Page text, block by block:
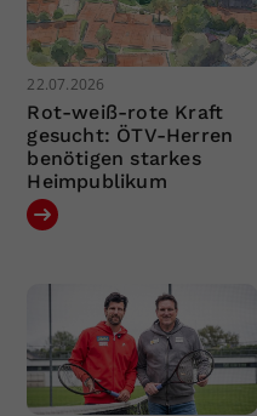
22.07.2026
Rot-weiß-rote Kraft
gesucht: ÖTV-Herren
benötigen starkes
Heimpublikum